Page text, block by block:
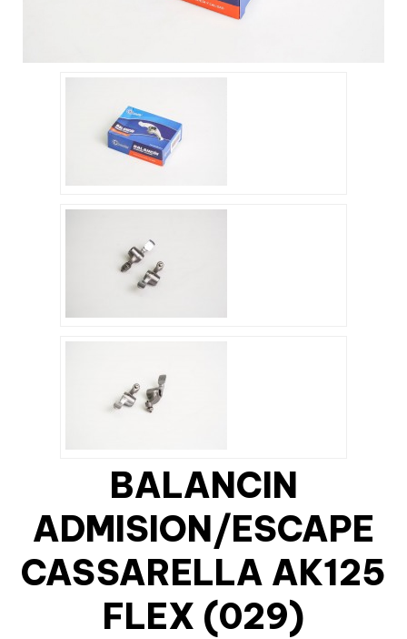
BALANCIN
ADMISION/ESCAPE
CASSARELLA AK125
FLEX (029)